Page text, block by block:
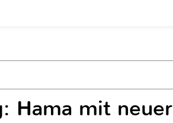
Hama mit neuer